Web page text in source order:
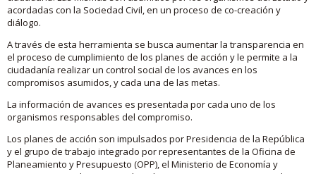
acordadas con la Sociedad Civil, en un proceso de co-creación y
diálogo.
A través de esta herramienta se busca aumentar la transparencia en
el proceso de cumplimiento de los planes de acción y le permite a la
ciudadanía realizar un control social de los avances en los
compromisos asumidos, y cada una de las metas.
La información de avances es presentada por cada uno de los
organismos responsables del compromiso.
Los planes de acción son impulsados por Presidencia de la República
y el grupo de trabajo integrado por representantes de la Oficina de
Planeamiento y Presupuesto (OPP), el Ministerio de Economía y